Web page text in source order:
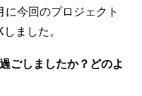
今回のプロジェクト
ました。
ごしましたか？どのよ